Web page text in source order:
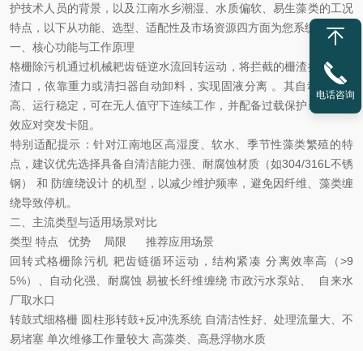
护技术人员的背景，以及江南水乡潮湿、水质偏软、易生藻类的工况
特点，以下从功能、选型、适配性及市场资源四方面为您系统梳理。
一、核心功能与工作原理
格栅除污机通过‌机械耙齿链逆水流回转运动‌，将拦截的栅渣提升至出
渣口，依靠重力或清扫器自动卸料，实现固液分离 。其自动化程度
高、运行稳定，可在无人值守下连续工作，并配备过载保护装置，有
效应对突发卡阻。
‌特别适配提示‌：针对江南地区‌高湿度、软水、季节性藻类繁殖‌的特
点，建议优先选择具备‌自清洁能力强、耐腐蚀材质（如304/316L 不锈
钢）‌ 和 ‌防缠绕设计‌ 的机型，以减少维护频率，避免因纤维、藻类缠
绕导致停机。
二、主流类型与适用场景对比
类型 特点 优势 局限
推荐应用场景
回转式格栅除污机 耙齿链循环运动，结构紧凑 分离效率高（>9
5%）、自动化强、耐腐蚀 易被长纤维缠绕 市政污水泵站、
自来水
厂取水口
转鼓式细格栅 圆柱形转鼓+反冲洗系统 自清洁性好、处理流量大、不
易堵塞 单次维修工作量较大 高藻类、高悬浮物水质
电话咨询